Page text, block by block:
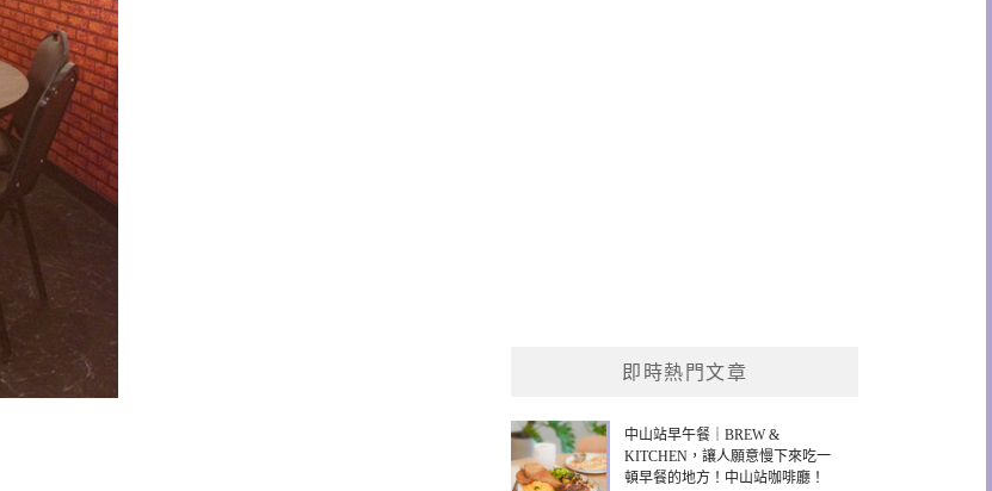
即時熱門文章
中山站早午餐｜BREW &
KITCHEN，讓人願意慢下來吃一
頓早餐的地方！中山站咖啡廳！